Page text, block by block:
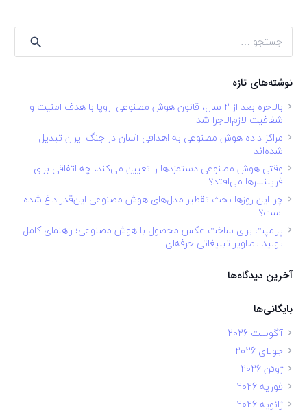
برای:
نوشته‌های تازه
بالاخره بعد از ۲ سال، قانون هوش مصنوعی اروپا با هدف امنیت و
شفافیت لازم‌الاجرا شد
مراکز داده هوش مصنوعی به اهدافی آسان در جنگ ایران تبدیل
شده‌اند
وقتی هوش مصنوعی دستمزدها را تعیین می‌کند، چه اتفاقی برای
فریلنسرها می‌افتد؟
چرا این روزها بحث تقطیر مدل‌های هوش مصنوعی این‌قدر داغ شده
است؟
پرامپت برای ساخت عکس محصول با هوش مصنوعی؛ راهنمای کامل
تولید تصاویر تبلیغاتی حرفه‌ای
آخرین دیدگاه‌ها
بایگانی‌ها
آگوست 2026
جولای 2026
ژوئن 2026
فوریه 2026
ژانویه 2026